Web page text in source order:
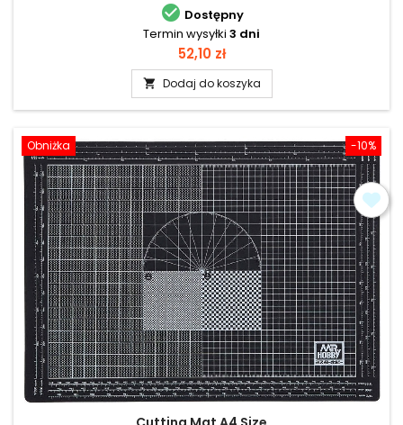
 Dostępny
Termin wysyłki 3 dni
Cena
52,10 zł
 Dodaj do koszyka
-10%
Obniżka